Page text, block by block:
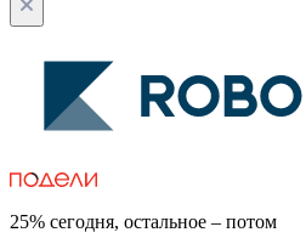
25% сегодня, остальное – потом